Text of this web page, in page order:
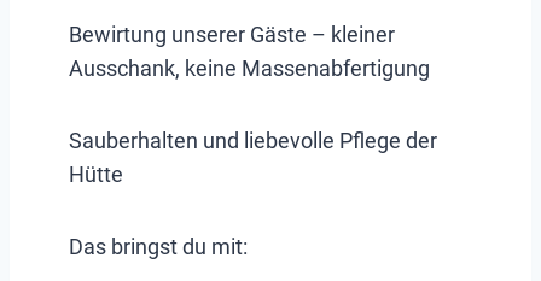
Bewirtung unserer Gäste – kleiner
Ausschank, keine Massenabfertigung
Sauberhalten und liebevolle Pflege der
Hütte
Das bringst du mit: